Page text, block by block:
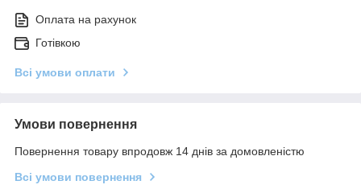
Оплата на рахунок
Готівкою
Всі умови оплати
Умови повернення
Повернення товару впродовж 14 днів за домовленістю
Всі умови повернення